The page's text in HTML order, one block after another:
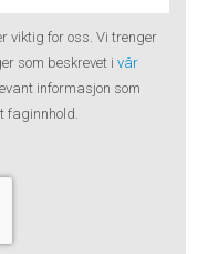
viktig for oss. Vi trenger
som beskrevet i vår
informasjon som
faginnhold.